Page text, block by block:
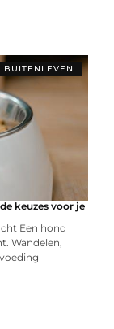
BUITENLEVEN
keuzes voor je
Een hond
Wandelen,